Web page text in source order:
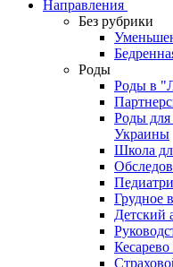
Направления
Без рубрики
Роды
Роды в
Роды для
Украины
Школа
Грудное
Детский
Кесарево